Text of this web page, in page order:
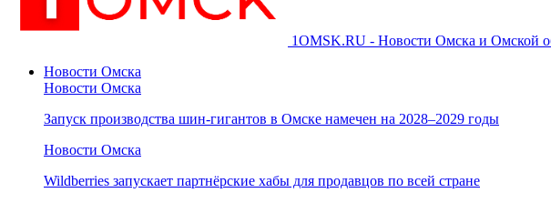
1OMSK.RU - Новости Омска и Омской
Новости Омска
Новости Омска
Запуск производства шин-гигантов в Омске намечен на 2028–2029 годы
Новости Омска
Wildberries запускает партнёрские хабы для продавцов по всей стране